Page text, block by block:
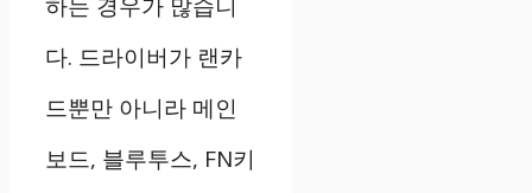
하는 경우가 많습니
다. 드라이버가 랜카
드뿐만 아니라 메인
보드, 블루투스, FN키